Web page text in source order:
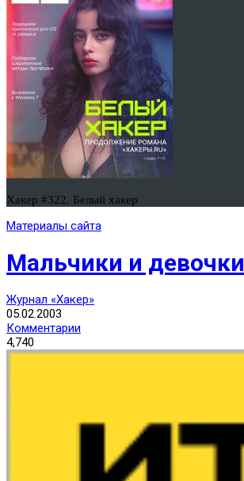
Хакер #322. Белый хакер
Материалы сайта
Мальчики и девочки
Журнал «Хакер»
05.02.2003
Комментарии
4,740